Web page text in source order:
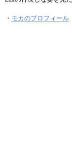
・ モカのプロフィール